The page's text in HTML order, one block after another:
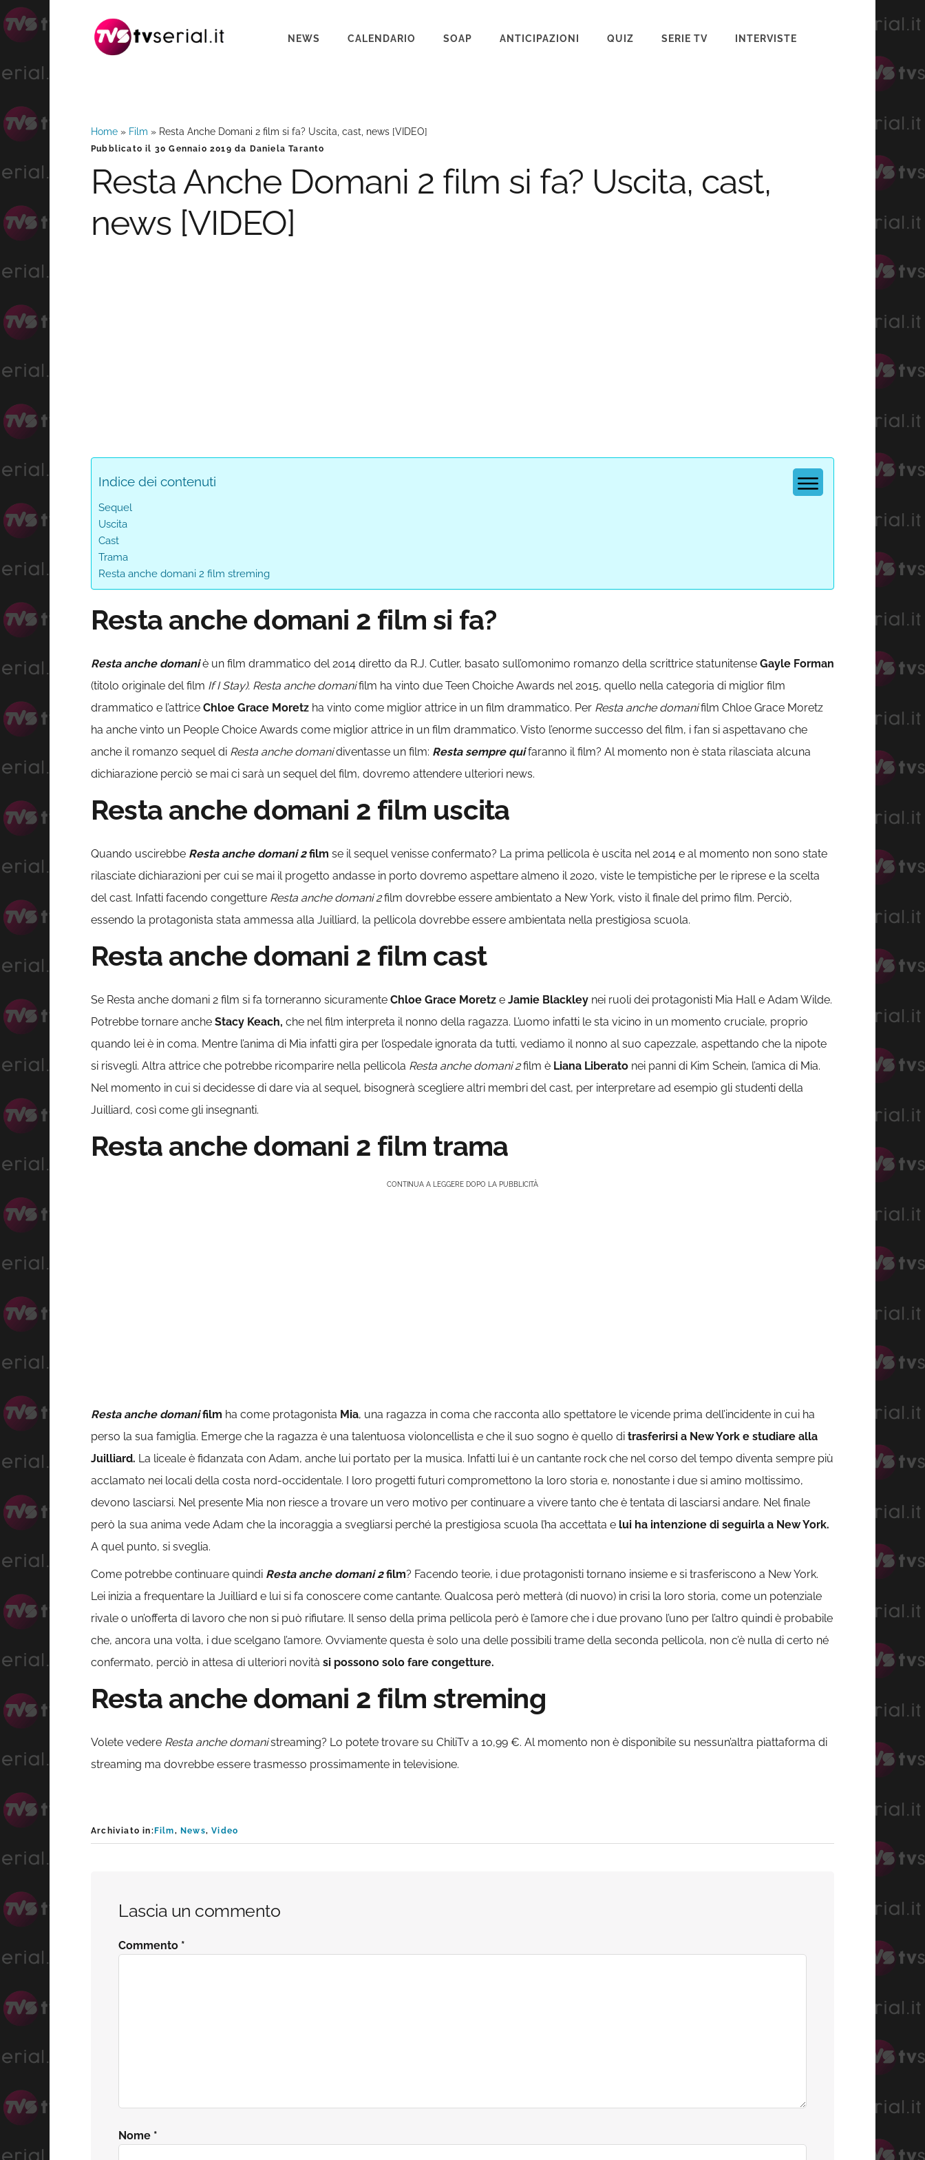
navigazione
contenuto
NEWS CALENDARIO SOAP
TEMPESTA D’AMORE
ANTICIPAZIONI QUIZ SERIE TV INTERVISTE
Home » Film » Resta Anche Domani 2 film si fa? Uscita, cast, news [VIDEO]
Pubblicato il 30 Gennaio 2019 da Daniela Taranto
Resta Anche Domani 2 film si fa? Uscita, cast,
news [VIDEO]
Indice dei contenuti
Sequel
Uscita
Cast
Trama
Resta anche domani 2 film streming
Resta anche domani 2 film si fa?
Resta anche domani è un film drammatico del 2014 diretto da R.J. Cutler, basato sull’omonimo romanzo della scrittrice statunitense Gayle Forman
(titolo originale del film If I Stay). Resta anche domanifilm ha vinto due Teen Choiche Awards nel 2015, quello nella categoria di miglior film
drammatico e l’attrice Chloe Grace Moretz ha vinto come miglior attrice in un film drammatico. Per Resta anche domanifilm Chloe Grace Moretz
ha anche vinto un People Choice Awards come miglior attrice in un film drammatico. Visto l’enorme successo del film, i fan si aspettavano che
anche il romanzo sequel di Resta anche domani diventasse un film: Resta sempre qui faranno il film? Al momento non è stata rilasciata alcuna
dichiarazione perciò se mai ci sarà un sequel del film, dovremo attendere ulteriori news.
Resta anche domani 2 film uscita
Quando uscirebbe Resta anche domani 2film se il sequel venisse confermato? La prima pellicola è uscita nel 2014 e al momento non sono state
rilasciate dichiarazioni per cui se mai il progetto andasse in porto dovremo aspettare almeno il 2020, viste le tempistiche per le riprese e la scelta
del cast. Infatti facendo congetture Resta anche domani 2film dovrebbe essere ambientato a New York, visto il finale del primo film. Perciò,
essendo la protagonista stata ammessa alla Juilliard, la pellicola dovrebbe essere ambientata nella prestigiosa scuola.
Resta anche domani 2 film cast
Se Resta anche domani 2 film si fa torneranno sicuramente Chloe Grace Moretz e Jamie Blackley nei ruoli dei protagonisti Mia Hall e Adam Wilde.
Potrebbe tornare anche Stacy Keach, che nel film interpreta il nonno della ragazza. L’uomo infatti le sta vicino in un momento cruciale, proprio
quando lei è in coma. Mentre l’anima di Mia infatti gira per l’ospedale ignorata da tutti, vediamo il nonno al suo capezzale, aspettando che la nipote
si risvegli. Altra attrice che potrebbe ricomparire nella pellicola Resta anche domani 2film è Liana Liberato nei panni di Kim Schein, l’amica di Mia.
Nel momento in cui si decidesse di dare via al sequel, bisognerà scegliere altri membri del cast, per interpretare ad esempio gli studenti della
Juilliard, così come gli insegnanti.
Resta anche domani 2 film trama
CONTINUA A LEGGERE DOPO LA PUBBLICITÀ
Resta anche domanifilm ha come protagonista Mia, una ragazza in coma che racconta allo spettatore le vicende prima dell’incidente in cui ha
perso la sua famiglia. Emerge che la ragazza è una talentuosa violoncellista e che il suo sogno è quello di trasferirsi a New York e studiare alla
Juilliard. La liceale è fidanzata con Adam, anche lui portato per la musica. Infatti lui è un cantante rock che nel corso del tempo diventa sempre più
acclamato nei locali della costa nord-occidentale. I loro progetti futuri compromettono la loro storia e, nonostante i due si amino moltissimo,
devono lasciarsi. Nel presente Mia non riesce a trovare un vero motivo per continuare a vivere tanto che è tentata di lasciarsi andare. Nel finale
però la sua anima vede Adam che la incoraggia a svegliarsi perché la prestigiosa scuola l’ha accettata e lui ha intenzione di seguirla a New York.
A quel punto, si sveglia.
Come potrebbe continuare quindi Resta anche domani 2film? Facendo teorie, i due protagonisti tornano insieme e si trasferiscono a New York.
Lei inizia a frequentare la Juilliard e lui si fa conoscere come cantante. Qualcosa però metterà (di nuovo) in crisi la loro storia, come un potenziale
rivale o un’offerta di lavoro che non si può rifiutare. Il senso della prima pellicola però è l’amore che i due provano l’uno per l’altro quindi è probabile
che, ancora una volta, i due scelgano l’amore. Ovviamente questa è solo una delle possibili trame della seconda pellicola, non c’è nulla di certo né
confermato, perciò in attesa di ulteriori novità si possono solo fare congetture.
Resta anche domani 2 film streming
Volete vedere Resta anche domanistreaming? Lo potete trovare su ChiliTv a 10,99 €. Al momento non è disponibile su nessun’altra piattaforma di
streaming ma dovrebbe essere trasmesso prossimamente in televisione.
Archiviato in: Film, News,Video
Lascia un commento
Commento *
Nome *
Barra
laterale
primaria